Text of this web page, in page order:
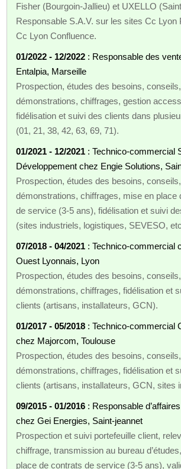
Fisher (Bourgoin‑Jallieu) et UXELLO
Responsable S.A.V. sur les sites Cc Lyon
Cc Lyon Confluence.
01/2022 - 12/2022 : Responsable des
Entalpia, Marseille
Prospection, études des besoins, conseils,
démonstrations, chiffrages, gestion
fidélisation et suivi des clients dans
(01, 21, 38, 42, 63, 69, 71).
01/2021 - 12/2021 : Technico‑commercial
Développement chez Engie Solutions,
Prospection, études des besoins, conseils,
démonstrations, chiffrages, mise en place
de service (3‑5 ans), fidélisation et suivi
(sites industriels, logistiques, SEVESO,
07/2018 - 04/2021 : Technico‑commercial
Ouest Lyonnais, Lyon
Prospection, études des besoins, conseils,
démonstrations, chiffrages, fidélisation et
clients (artisans, installateurs, GCN).
01/2017 - 05/2018 : Technico‑commercial
chez Majorcom, Toulouse
Prospection, études des besoins, conseils,
démonstrations, chiffrages, fidélisation et
clients (artisans, installateurs, GCN, sites
09/2015 - 01/2016 : Responsable
chez Gei Energies, Saint‑jeannet
Prospection et suivi portefeuille client,
chiffrage, transmission au bureau
place de contrats de service (3‑5 ans),